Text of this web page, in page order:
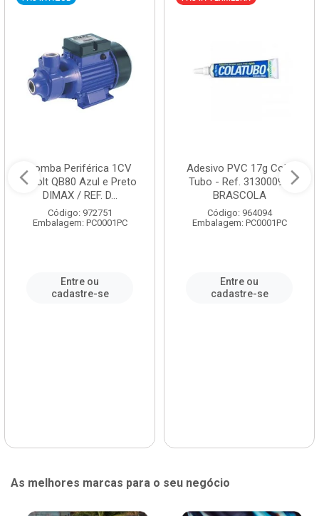
Bomba Periférica 1CV
Bivolt QB80 Azul e Preto
DIMAX / REF. D...
Código: 972751
Embalagem: PC0001PC
Entre ou
cadastre-se
Adesivo PVC 17g Cola
Tubo - Ref. 3130009 -
BRASCOLA
Código: 964094
Embalagem: PC0001PC
Entre ou
cadastre-se
As melhores marcas para o seu negócio